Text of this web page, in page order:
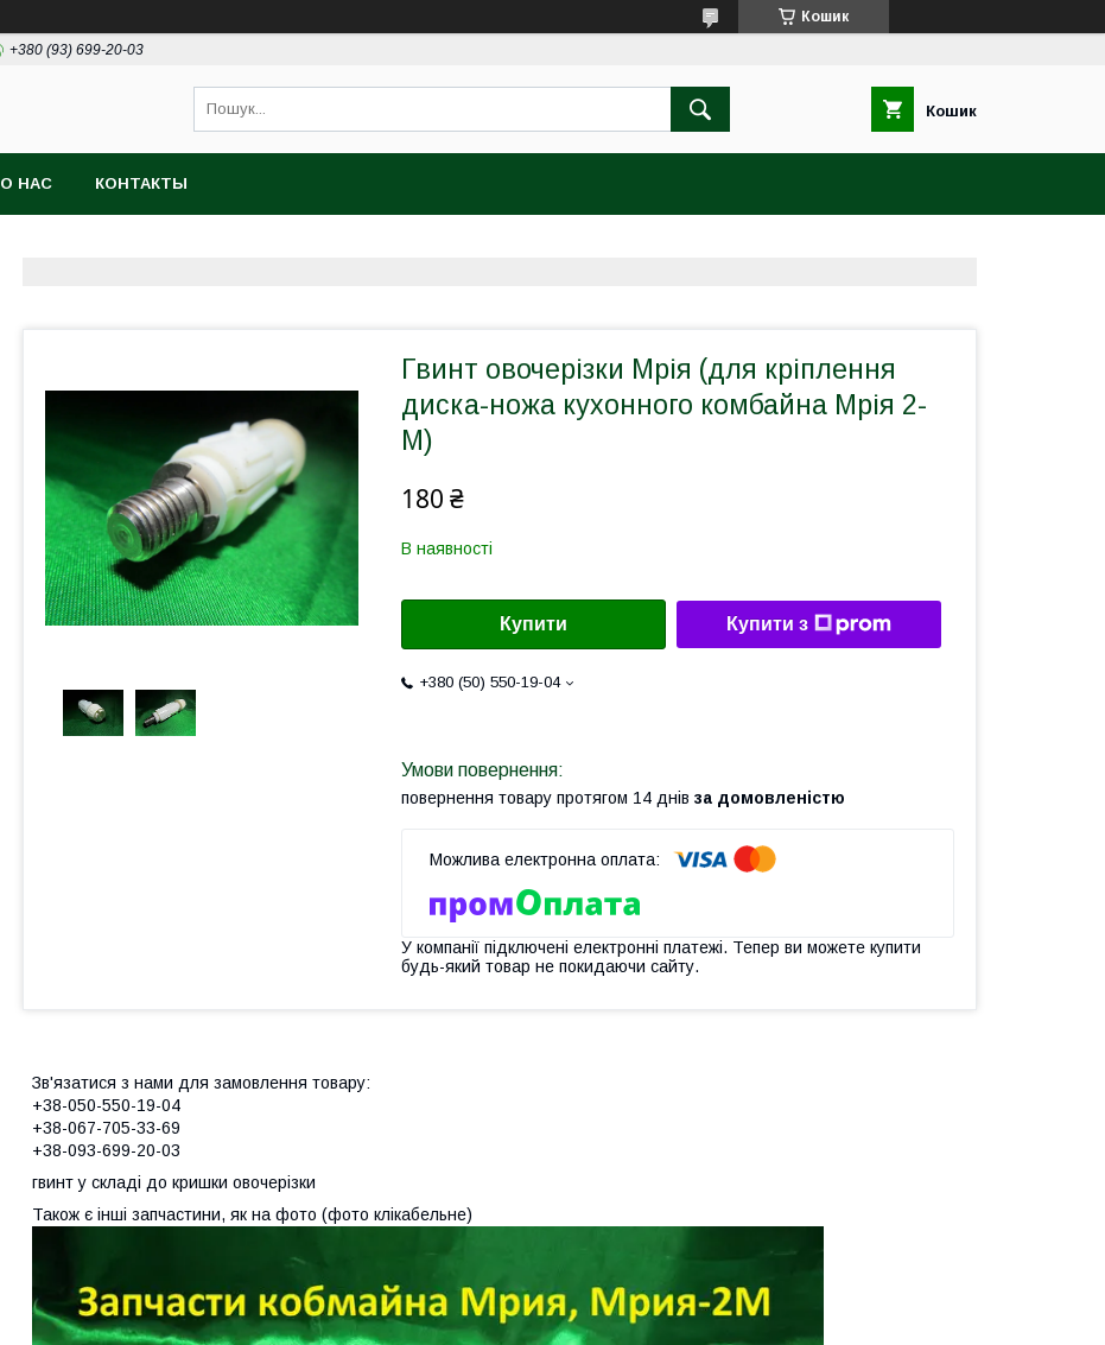
Кошик
+380 (93) 699-20-03
Кошик
О НАС КОНТАКТЫ
Гвинт овочерізки Мрія (для кріплення
диска-ножа кухонного комбайна Мрія 2-
М)
180 ₴
В наявності
Купити Купити з
+380 (50) 550-19-04
повернення товару протягом 14 днів за домовленістю
У компанії підключені електронні платежі. Тепер ви можете купити
будь-який товар не покидаючи сайту.
Зв'язатися з нами для замовлення товару:
+38-050-550-19-04
+38-067-705-33-69
+38-093-699-20-03
гвинт у складі до кришки овочерізки
Також є інші запчастини, як на фото (фото клікабельне)